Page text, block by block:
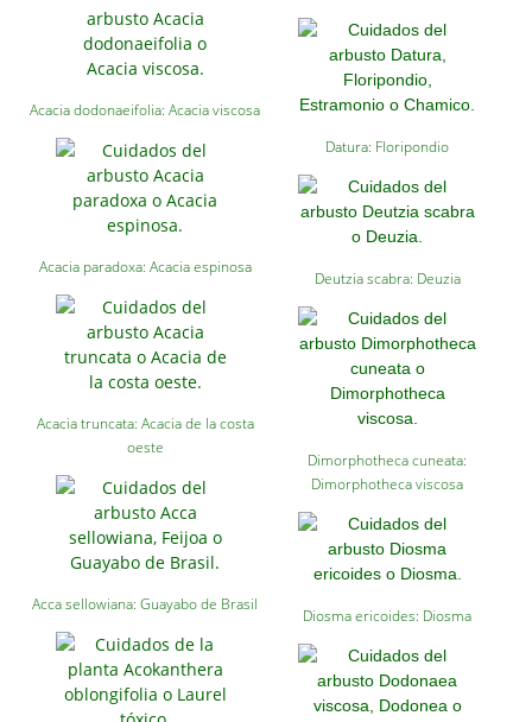
Acacia dodonaeifolia: Acacia viscosa
Acacia paradoxa: Acacia espinosa
Acacia truncata: Acacia de la costa
oeste
Acca sellowiana: Guayabo de Brasil
Datura: Floripondio
Deutzia scabra: Deuzia
Dimorphotheca cuneata:
Dimorphotheca viscosa
Diosma ericoides: Diosma